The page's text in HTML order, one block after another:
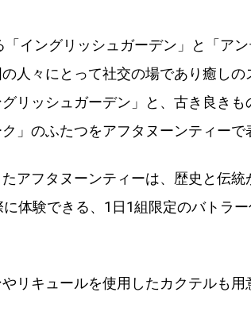
イングリッシュガーデン」と「ア
人々にとって社交の場であり癒しの
リッシュガーデン」と、古き良きも
」のふたつをアフタヌーンティーで
アフタヌーンティーは、歴史と伝統
体験できる、1日1組限定のバトラ
リキュールを使用したカクテルも用